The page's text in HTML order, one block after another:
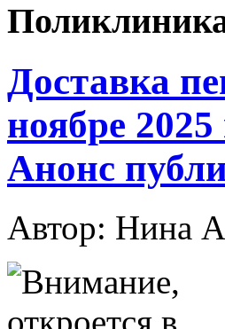
Доставка
ноябре
Анонс
Автор: Нина